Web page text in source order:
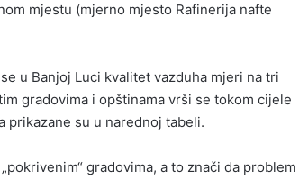
mjestu (mjerno mjesto Rafinerija nafte
u Banjoj Luci kvalitet vazduha mjeri na tri
gradovima i opštinama vrši se tokom cijele
prikazane su u narednoj tabeli.
gradovima, a to znači da problem